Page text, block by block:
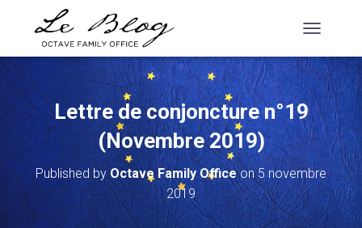
O
G
L
E
N
V
I
G
Lettre de conjoncture n°19
(Novembre 2019)
Published byOctave Family Officeon5 novembre
2019